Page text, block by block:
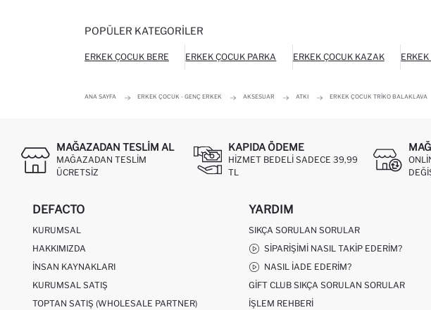
POPÜLER KATEGORILER
ERKEK ÇOCUK BERE ERKEK ÇOCUK PARKA ERKEK ÇOCUK KAZAK
ANA SAYFA ERKEK ÇOCUK - GENÇ ERKEK AKSESUAR ATKI ERKEK ÇOCUK TRIKO BALAKLAVA
MAĞAZADAN TESLIM AL
MAĞAZADAN TESLIM
ÜCRETSIZ
KAPIDA ÖDEME
HIZMET BEDELI SADECE 39,99
TL
DEFACTO
KURUMSAL
HAKKIMIZDA
İNSAN KAYNAKLARI
KURUMSAL SATIŞ
TOPTAN SATIŞ (WHOLESALE PARTNER)
YARDIM
SIKÇA SORULAN SORULAR
SIPARIŞIMI NASIL TAKIP EDERIM?
NASIL İADE EDERIM?
GIFT CLUB SIKÇA SORULAN SORULAR
İŞLEM REHBERI